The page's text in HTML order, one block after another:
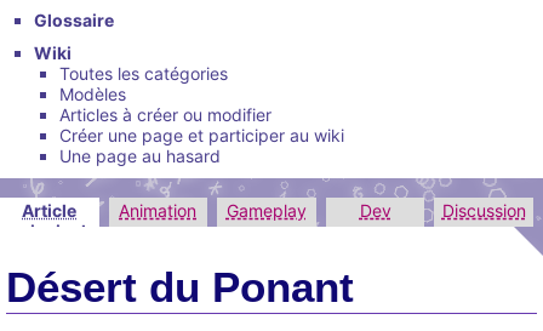
Glossaire
Wiki
Toutes les catégories
Modèles
Articles à créer ou modifier
Créer une page et participer au wiki
Une page au hasard
Article
principal
Animation Gameplay Dev Discussion
Désert du Ponant